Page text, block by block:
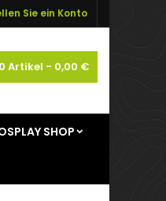
Sie ein Konto
0 Artikel - 0,00 €
SHOP